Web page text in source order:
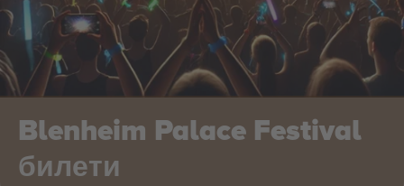
Blenheim Palace Festival
билети